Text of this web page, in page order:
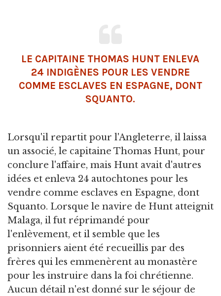
LE CAPITAINE THOMAS HUNT ENLEVA
24 INDIGÈNES POUR LES VENDRE
COMME ESCLAVES EN ESPAGNE, DONT
SQUANTO.
Lorsqu'il repartit pour l'Angleterre, il laissa
un associé, le capitaine Thomas Hunt, pour
conclure l'affaire, mais Hunt avait d'autres
idées et enleva 24 autochtones pour les
vendre comme esclaves en Espagne, dont
Squanto. Lorsque le navire de Hunt atteignit
Malaga, il fut réprimandé pour
l'enlèvement, et il semble que les
prisonniers aient été recueillis par des
frères qui les emmenèrent au monastère
pour les instruire dans la foi chrétienne.
Aucun détail n'est donné sur le séjour de